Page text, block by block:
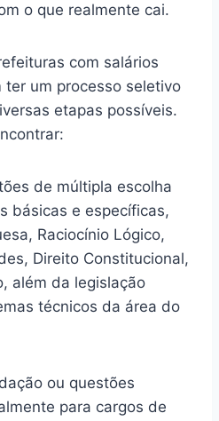
o que realmente cai.
com salários
ter um processo seletivo
etapas possíveis.
de múltipla escolha
básicas e específicas,
Raciocínio Lógico,
Direito Constitucional,
além da legislação
técnicos da área do
ou questões
para cargos de